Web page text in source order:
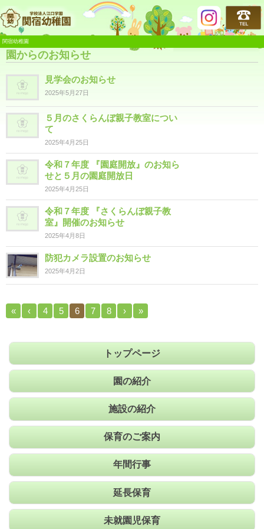
関宿幼稚園
関宿幼稚園
園からのお知らせ
見学会のお知らせ
2025年5月27日
５月のさくらんぼ親子教室につい
て
2025年4月25日
令和７年度 『園庭開放』のお知ら
せと５月の園庭開放日
2025年4月25日
令和７年度 『さくらんぼ親子教
室』開催のお知らせ
2025年4月8日
防犯カメラ設置のお知らせ
2025年4月2日
« ‹ 4 5 6 7 8 › »
トップページ
園の紹介
施設の紹介
保育のご案内
年間行事
延長保育
未就園児保育